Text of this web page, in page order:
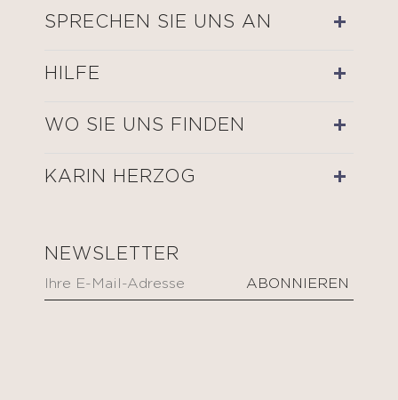
SPRECHEN SIE UNS AN
HILFE
WO SIE UNS FINDEN
KARIN HERZOG
NEWSLETTER